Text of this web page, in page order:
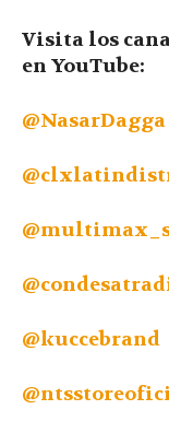
Visita los
en YouTube:
@NasarDagga
@
@kuccebrand